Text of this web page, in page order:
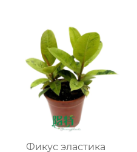
Фикус эластика